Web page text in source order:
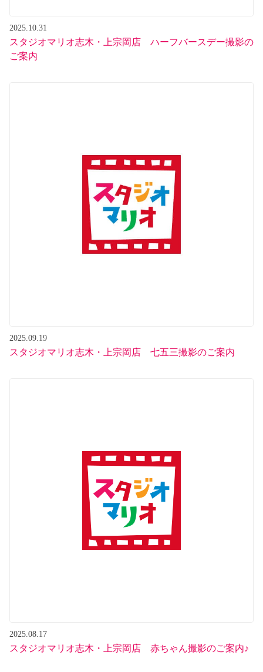
2025.10.31
スタジオマリオ志木・上宗岡店 ハーフバースデー撮影の
ご案内
2025.09.19
スタジオマリオ志木・上宗岡店 七五三撮影のご案内
2025.08.17
スタジオマリオ志木・上宗岡店 赤ちゃん撮影のご案内♪